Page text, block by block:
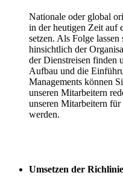
Nationale oder global
in der heutigen Zeit auf
setzen. Als Folge
hinsichtlich der
der Dienstreisen finden
Aufbau und die
Managements können
unseren Mitarbeitern
unseren Mitarbeitern
werden.
Umsetzen der